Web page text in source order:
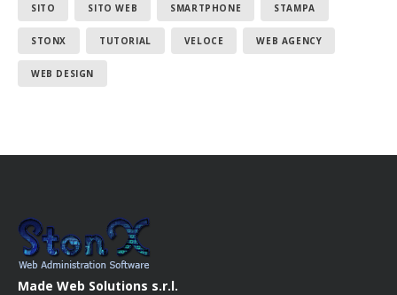
SITO SITO WEB SMARTPHONE STAMPA
STONX TUTORIAL VELOCE WEB AGENCY
WEB DESIGN
Made Web Solutions s.r.l.